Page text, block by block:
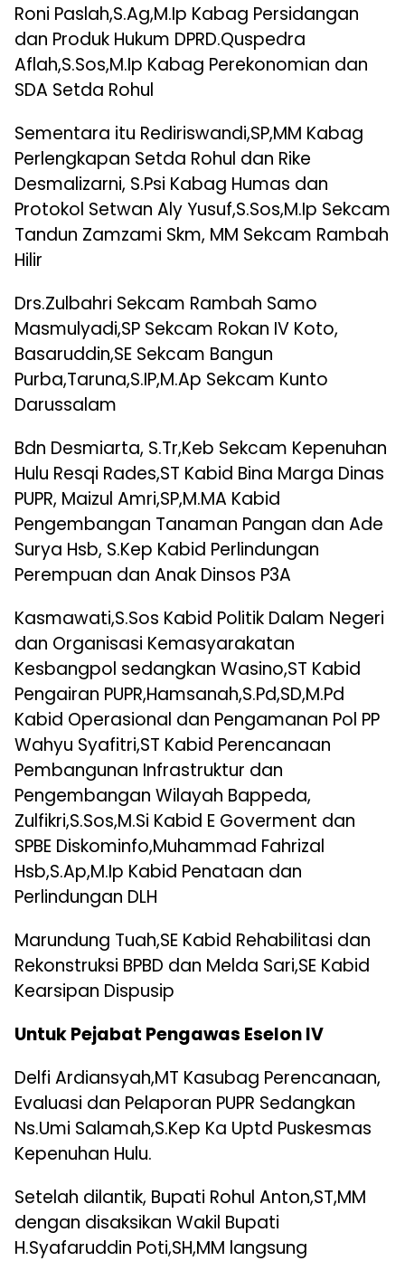
Roni Paslah,S.Ag,M.Ip Kabag Persidangan
dan Produk Hukum DPRD.Quspedra
Aflah,S.Sos,M.Ip Kabag Perekonomian dan
SDA Setda Rohul
Sementara itu Rediriswandi,SP,MM Kabag
Perlengkapan Setda Rohul dan Rike
Desmalizarni, S.Psi Kabag Humas dan
Protokol Setwan Aly Yusuf,S.Sos,M.Ip Sekcam
Tandun Zamzami Skm, MM Sekcam Rambah
Hilir
Drs.Zulbahri Sekcam Rambah Samo
Masmulyadi,SP Sekcam Rokan IV Koto,
Basaruddin,SE Sekcam Bangun
Purba,Taruna,S.IP,M.Ap Sekcam Kunto
Darussalam
Bdn Desmiarta, S.Tr,Keb Sekcam Kepenuhan
Hulu Resqi Rades,ST Kabid Bina Marga Dinas
PUPR, Maizul Amri,SP,M.MA Kabid
Pengembangan Tanaman Pangan dan Ade
Surya Hsb, S.Kep Kabid Perlindungan
Perempuan dan Anak Dinsos P3A
Kasmawati,S.Sos Kabid Politik Dalam Negeri
dan Organisasi Kemasyarakatan
Kesbangpol sedangkan Wasino,ST Kabid
Pengairan PUPR,Hamsanah,S.Pd,SD,M.Pd
Kabid Operasional dan Pengamanan Pol PP
Wahyu Syafitri,ST Kabid Perencanaan
Pembangunan Infrastruktur dan
Pengembangan Wilayah Bappeda,
Zulfikri,S.Sos,M.Si Kabid E Goverment dan
SPBE Diskominfo,Muhammad Fahrizal
Hsb,S.Ap,M.Ip Kabid Penataan dan
Perlindungan DLH
Marundung Tuah,SE Kabid Rehabilitasi dan
Rekonstruksi BPBD dan Melda Sari,SE Kabid
Kearsipan Dispusip
Untuk Pejabat Pengawas Eselon IV
Delfi Ardiansyah,MT Kasubag Perencanaan,
Evaluasi dan Pelaporan PUPR Sedangkan
Ns.Umi Salamah,S.Kep Ka Uptd Puskesmas
Kepenuhan Hulu.
Setelah dilantik, Bupati Rohul Anton,ST,MM
dengan disaksikan Wakil Bupati
H.Syafaruddin Poti,SH,MM langsung